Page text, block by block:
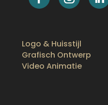
Logo & Huisstijl
Grafisch Ontwerp
Video Animatie